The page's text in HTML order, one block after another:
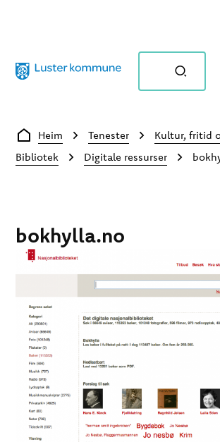
Du er her:
Heim Tenester
Kultur, fritid
Bibliotek
Digitale ressurser
bokhylla.no